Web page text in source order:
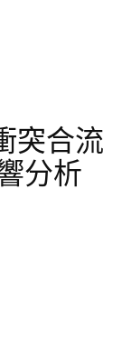
突合流
分析